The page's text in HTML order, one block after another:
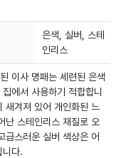
은색, 실버, 스테
인리스
이사 명패는 세련된 은색
에서 사용하기 적합합니
새겨져 있어 개인화된 느
난 스테인리스 재질로 오
급스러운 실버 색상은 어
니다.